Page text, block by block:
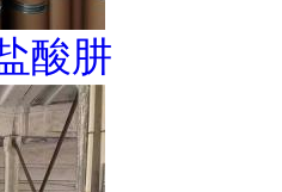
酸肼